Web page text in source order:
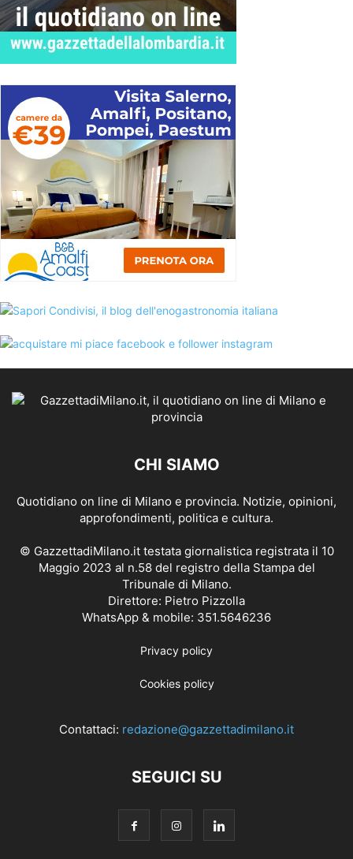
CHI SIAMO
Quotidiano on line di Milano e provincia. Notizie, opinioni,
approfondimenti, politica e cultura.
© GazzettadiMilano.it testata giornalistica registrata il 10
Maggio 2023 al n.58 del registro della Stampa del
Tribunale di Milano.
Direttore: Pietro Pizzolla
WhatsApp & mobile: 351.5646236
Privacy policy
Cookies policy
Contattaci: redazione@gazzettadimilano.it
SEGUICI SU